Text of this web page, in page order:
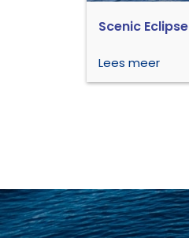
Scenic Eclipse
Lees meer